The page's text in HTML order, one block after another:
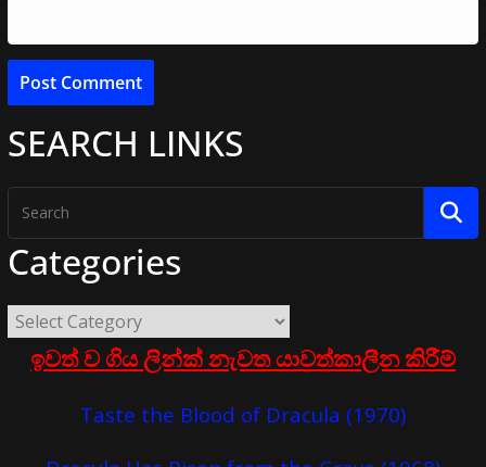
SEARCH LINKS
Categories
ඉවත් ව ගිය ලින්ක් නැවත යාවත්කාලීන කිරීම්
Taste the Blood of Dracula (1970)